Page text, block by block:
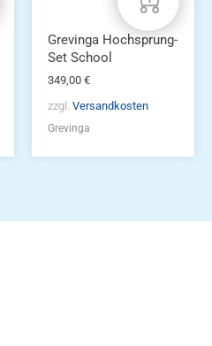
Grevinga Hochsprung-
Set School
349,00 €
zzgl. Versandkosten
Grevinga